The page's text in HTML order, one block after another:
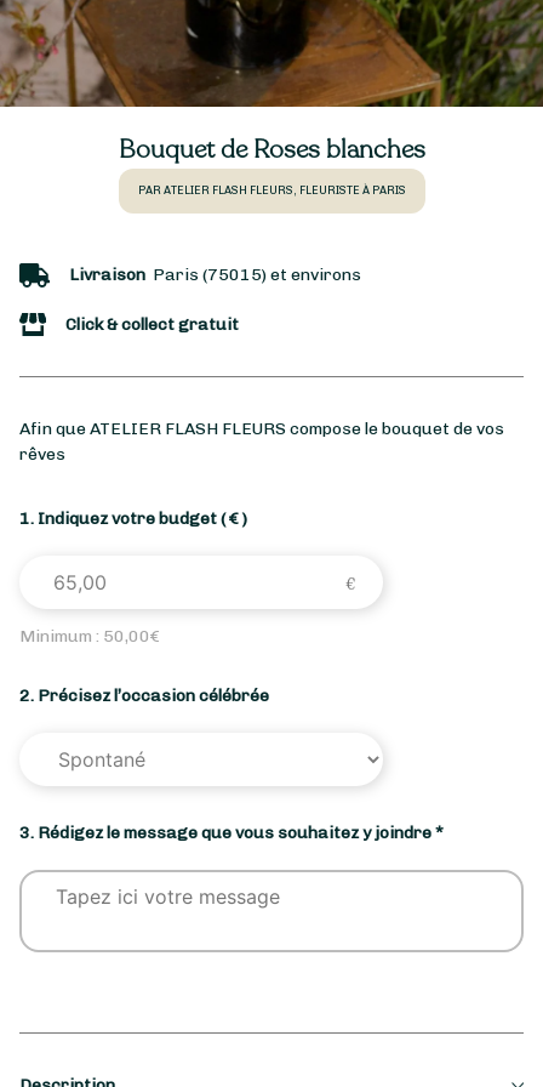
Bouquet de Roses blanches
PAR ATELIER FLASH FLEURS, FLEURISTE À PARIS
Livraison Paris (75015) et environs
Click & collect gratuit
Afin que ATELIER FLASH FLEURS compose le bouquet de vos
rêves
1. Indiquez votre budget( € )
Minimum : 50,00€
2. Précisez l’occasion célébrée
3. Rédigez le message que vous souhaitez y joindre *